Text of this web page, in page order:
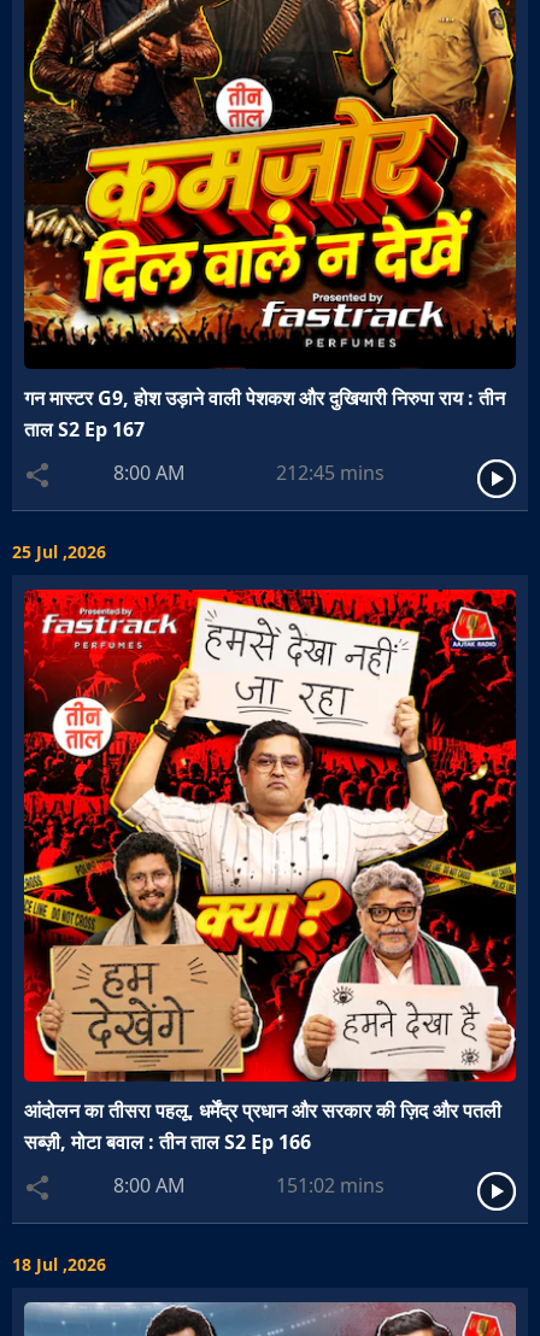
गन मास्टर G9, होश उड़ाने वाली पेशकश और दुखियारी निरुपा राय : तीन
ताल S2 Ep 167
8:00 AM
212:45 mins
25 Jul ,2026
आंदोलन का तीसरा पहलू, धर्मेंद्र प्रधान और सरकार की ज़िद और पतली
सब्ज़ी, मोटा बवाल : तीन ताल S2 Ep 166
8:00 AM
151:02mins
18 Jul ,2026